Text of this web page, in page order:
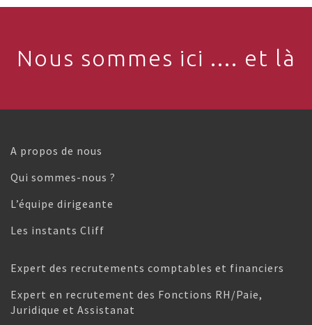
Nous sommes ici .... et là
A propos de nous
Qui sommes-nous ?
L’équipe dirigeante
Les instants Cliff
Expert des recrutements comptables et financiers
Expert en recrutement des Fonctions RH/Paie,
Juridique et Assistanat